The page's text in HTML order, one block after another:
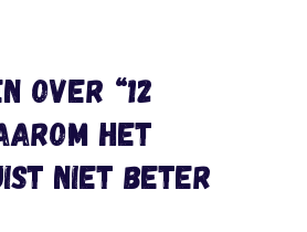
over “12
het
NIET beter